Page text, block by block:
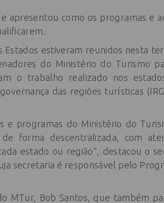
apresentou como os programas e
estiveram reunidos nesta
do Ministério do Turismo
o trabalho realizado nos
das regiões turísticas
e programas do Ministério do
forma descentralizada, com
estado ou região”, destacou o
secretaria é responsável pelo
MTur, Bob Santos, que também